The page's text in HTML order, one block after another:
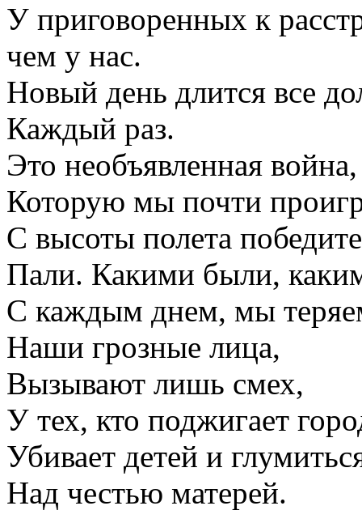
У приговоренных к
чем у нас.
Новый день длится все
Каждый раз.
Это необъявленная война,
Которую мы почти
С высоты полета
Пали. Какими были,
С каждым днем, мы
Наши грозные лица,
Вызывают лишь смех,
У тех, кто поджигает
Убивает детей и
Над честью матерей.